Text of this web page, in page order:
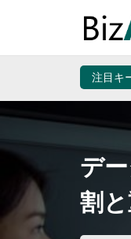
注目キ
デ
割